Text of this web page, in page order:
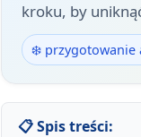
kroku, by
❄️ przygotowanie
📋 Spis treści: